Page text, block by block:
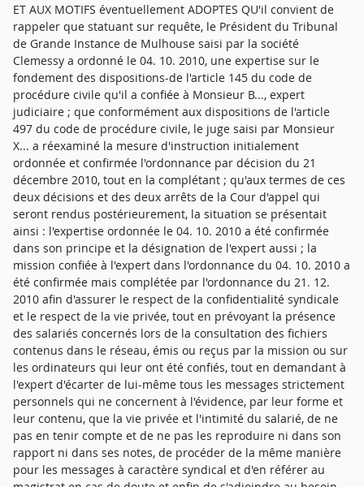
ET AUX MOTIFS éventuellement ADOPTES QU'il convient de
rappeler que statuant sur requête, le Président du Tribunal
de Grande Instance de Mulhouse saisi par la société
Clemessy a ordonné le 04. 10. 2010, une expertise sur le
fondement des dispositions-de l'article 145 du code de
procédure civile qu'il a confiée à Monsieur B..., expert
judiciaire ; que conformément aux dispositions de l'article
497 du code de procédure civile, le juge saisi par Monsieur
X... a réexaminé la mesure d'instruction initialement
ordonnée et confirmée l'ordonnance par décision du 21
décembre 2010, tout en la complétant ; qu'aux termes de ces
deux décisions et des deux arrêts de la Cour d'appel qui
seront rendus postérieurement, la situation se présentait
ainsi : l'expertise ordonnée le 04. 10. 2010 a été confirmée
dans son principe et la désignation de l'expert aussi ; la
mission confiée à l'expert dans l'ordonnance du 04. 10. 2010 a
été confirmée mais complétée par l'ordonnance du 21. 12.
2010 afin d'assurer le respect de la confidentialité syndicale
et le respect de la vie privée, tout en prévoyant la présence
des salariés concernés lors de la consultation des fichiers
contenus dans le réseau, émis ou reçus par la mission ou sur
les ordinateurs qui leur ont été confiés, tout en demandant à
l'expert d'écarter de lui-même tous les messages strictement
personnels qui ne concernent à l'évidence, par leur forme et
leur contenu, que la vie privée et l'intimité du salarié, de ne
pas en tenir compte et de ne pas les reproduire ni dans son
rapport ni dans ses notes, de procéder de la même manière
pour les messages à caractère syndical et d'en référer au